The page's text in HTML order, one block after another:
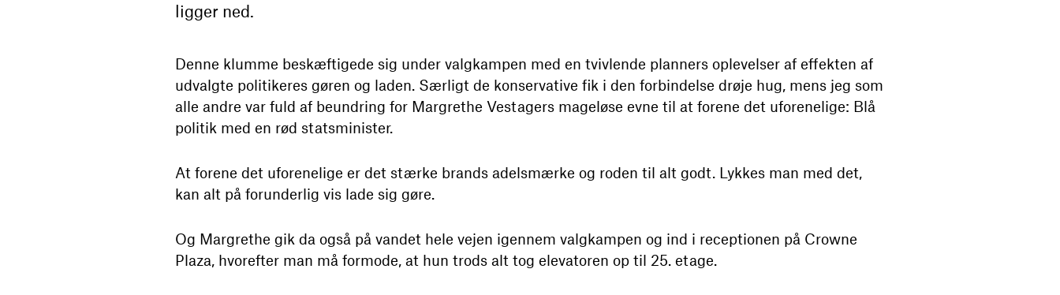
ligger ned.
Denne klumme beskæftigede sig under valgkampen med en tvivlende planners oplevelser af effekten af
udvalgte politikeres gøren og laden. Særligt de konservative fik i den forbindelse drøje hug, mens jeg som
alle andre var fuld af beundring for Margrethe Vestagers mageløse evne til at forene det uforenelige: Blå
politik med en rød statsminister.
At forene det uforenelige er det stærke brands adelsmærke og roden til alt godt. Lykkes man med det,
kan alt på forunderlig vis lade sig gøre.
Og Margrethe gik da også på vandet hele vejen igennem valgkampen og ind i receptionen på Crowne
Plaza, hvorefter man må formode, at hun trods alt tog elevatoren op til 25. etage.